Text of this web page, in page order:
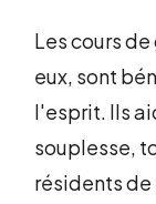
Les cours
eux, sont
l'esprit. Ils
souplesse,
résidents